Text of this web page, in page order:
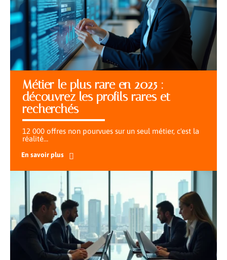
Métier le plus rare en 2025 :
découvrez les profils rares et
recherchés
12 000 offres non pourvues sur un seul métier, c'est la
réalité…
En savoir plus